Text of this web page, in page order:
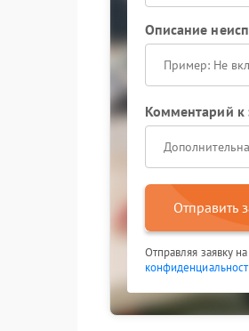
Описание
Комментарий к
Отправить
Отправляя заявку